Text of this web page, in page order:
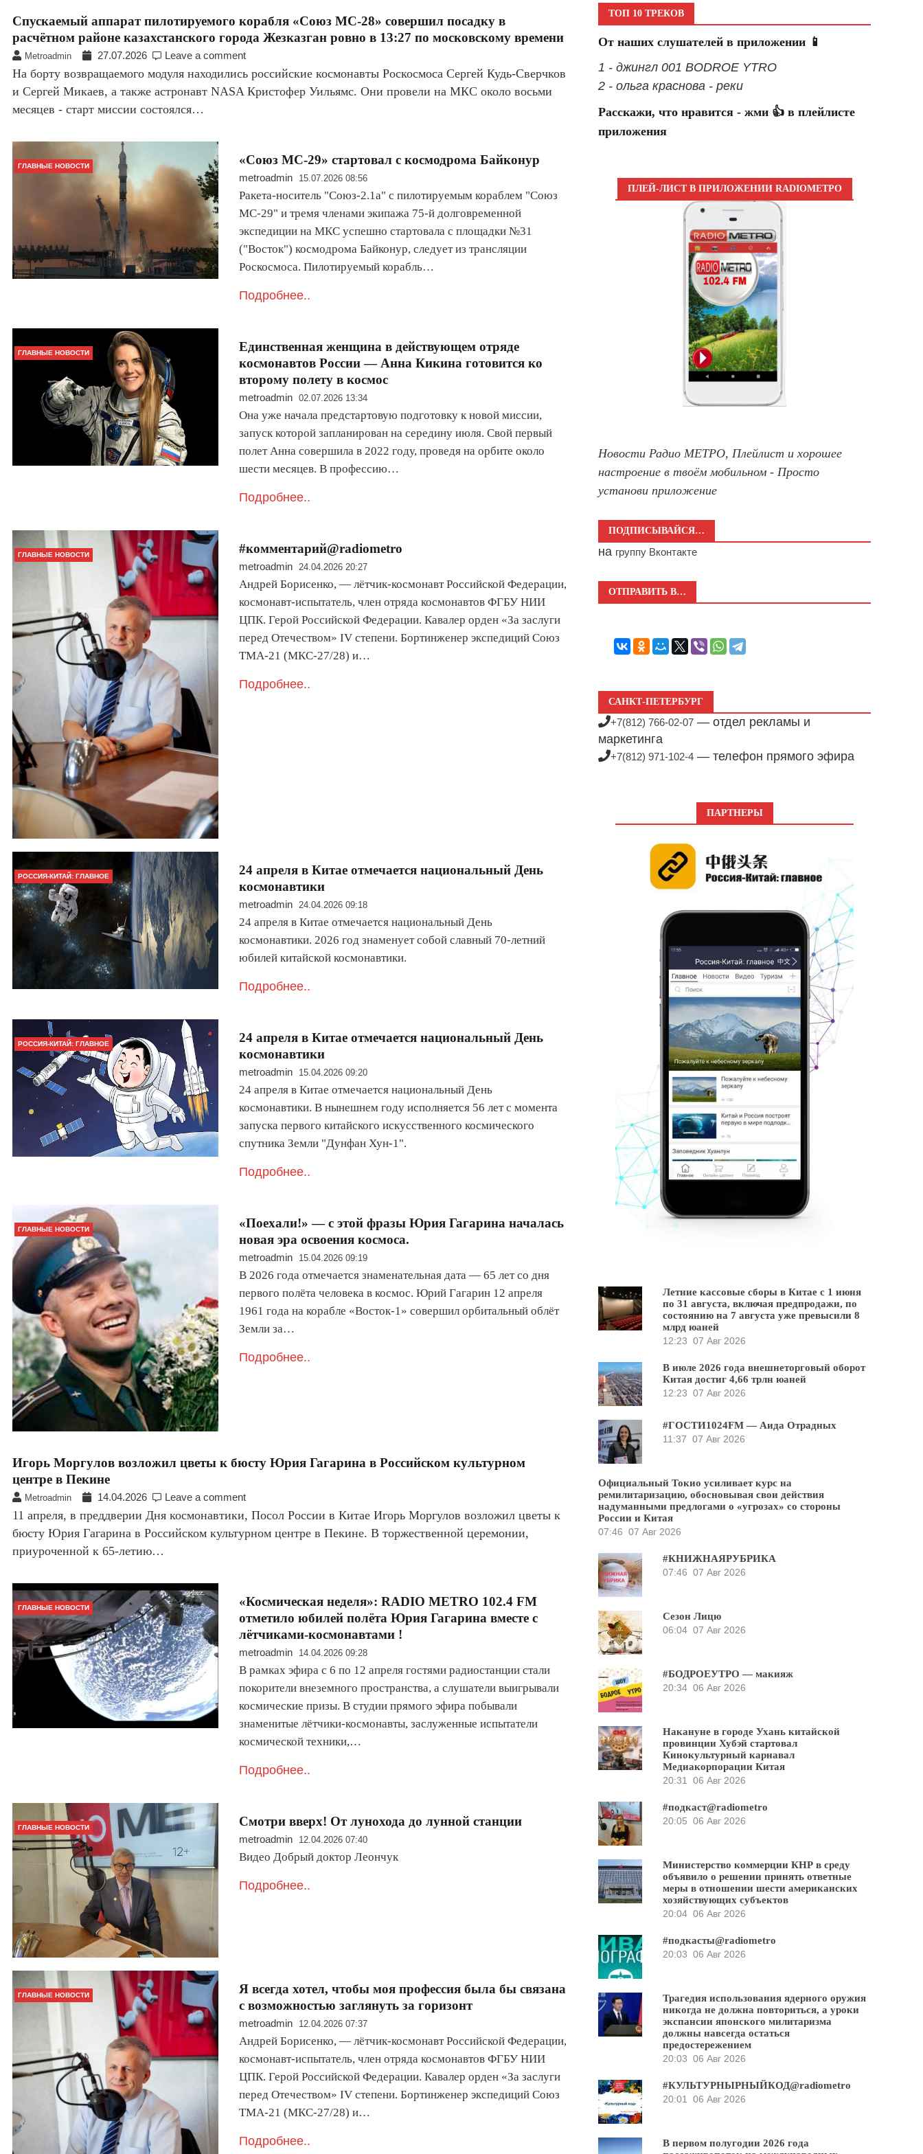
Спускаемый аппарат пилотируемого корабля «Союз МС-28» совершил посадку в
расчётном районе казахстанского города Жезказган ровно в 13:27 по московскому времени
Metroadmin 27.07.2026 Leave a comment
На борту возвращаемого модуля находились российские космонавты Роскосмоса Сергей Кудь-Сверчков
и Сергей Микаев, а также астронавт NASA Кристофер Уильямс. Они провели на МКС около восьми
месяцев - старт миссии состоялся…
ГЛАВНЫЕ НОВОСТИ «Союз МС-29» стартовал с космодрома Байконур
metroadmin 15.07.2026 08:56
Ракета-носитель "Союз-2.1а" с пилотируемым кораблем "Союз
МС-29" и тремя членами экипажа 75-й долговременной
экспедиции на МКС успешно стартовала с площадки №31
("Восток") космодрома Байконур, следует из трансляции
Роскосмоса. Пилотируемый корабль…
Подробнее..
ГЛАВНЫЕ НОВОСТИ
Единственная женщина в действующем отряде
космонавтов России — Анна Кикина готовится ко
второму полету в космос
metroadmin 02.07.2026 13:34
Она уже начала предстартовую подготовку к новой миссии,
запуск которой запланирован на середину июля. Свой первый
полет Анна совершила в 2022 году, проведя на орбите около
шести месяцев. В профессию…
Подробнее..
ГЛАВНЫЕ НОВОСТИ #комментарий@radiometro
metroadmin 24.04.2026 20:27
Андрей Борисенко, — лётчик-космонавт Российской Федерации,
космонавт-испытатель, член отряда космона втов ФГБУ НИИ
ЦПК. Герой Российской Федерации. Кавалер орден «За заслуги
перед Отечеством» IV степени. Бортинженер экспедиций Союз
ТМА-21 (МКС-27/28) и…
Подробнее..
РОССИЯ-КИТАЙ: ГЛАВНОЕ
24 апреля в Китае отмечается национальный День
космонавтики
metroadmin 24.04.2026 09:18
24 апреля в Китае отмечается национальный День
космонавтики. 2026 год знаменует собой славный 70-летний
юбилей китайской космонавтики.
Подробнее..
РОССИЯ-КИТАЙ: ГЛАВНОЕ
24 апреля в Китае отмечается национальный День
космонавтики
metroadmin 15.04.2026 09:20
24 апреля в Китае отмечается национальный День
космонавтики. В нынешнем году исполняется 56 лет с момента
запуска первого китайского искусственного космического
спутника Земли "Дунфан Хун-1".
Подробнее..
ГЛАВНЫЕ НОВОСТИ
«Поехали!» — с этой фразы Юрия Гагарина началась
новая эра освоения космоса.
metroadmin 15.04.2026 09:19
В 2026 года отмечается знаменательная дата — 65 лет со дня
первого полёта человека в космос. Юрий Гагарин 12 апреля
1961 года на корабле «Восток-1» совершил орбитальный облёт
Земли за…
Подробнее..
Игорь Моргулов возложил цветы к бюсту Юрия Гагарина в Российском культурном
центре в Пекине
Metroadmin 14.04.2026 Leave a comment
11 апреля, в преддверии Дня космонавтики, Посол России в Китае Игорь Моргулов возложил цветы к
бюсту Юрия Гагарина в Российском культурном центре в Пекине. В торжественной церемонии,
приуроченной к 65-летию…
ГЛАВНЫЕ НОВОСТИ
«Космическая неделя»: RADIO METRO 102.4 FM
отметило юбилей полёта Юрия Гагарина вместе с
лётчиками-космонавтами !
metroadmin 14.04.2026 09:28
В рамках эфира с 6 по 12 апреля гостями радиостанции стали
покорители внеземного пространства, а слушатели выигрывали
космические призы. В студии прямого эфира побывали
знаменитые лётчики-космонавты, заслуженные испытатели
космической техники,…
Подробнее..
ГЛАВНЫЕ НОВОСТИ Смотри вверх! От лунохода до лунной станции
metroadmin 12.04.2026 07:40
Видео Добрый доктор Леончук
Подробнее..
ГЛАВНЫЕ НОВОСТИ
Я всегда хотел, чтобы моя профессия была бы связана
с возможностью заглянуть за горизонт
metroadmin 12.04.2026 07:37
Андрей Борисенко, — лётчик-космонавт Российской Федерации,
космонавт-испытатель, член отряда космонавтов ФГБУ НИИ
ЦПК. Герой Российской Федерации. Кавалер орден «За заслуги
перед Отечеством» IV степени. Бортинженер экспедиций Союз
ТМА-21 (МКС-27/28) и…
Подробнее..
ТОП 10 ТРЕКОВ
От наших слушателей в приложении 📱
1 - джингл 001 BODROE YTRO
2 - ольга краснова - реки
Расскажи, что нравится - жми 👍 в плейлисте
приложения
ПЛЕЙ-ЛИСТ В ПРИЛОЖЕНИИ RADIOМЕТРО
Новости Радио МЕТРО, Плейлист и хорошее
настроение в твоём мобильном - Просто
установи приложение
ПОДПИСЫВАЙСЯ…
на группу Вконтакте
ОТПРАВИТЬ В…
САНКТ-ПЕТЕРБУРГ
+7(812) 766-02-07 — отдел рекламы и
маркетинга
+7(812) 971-102-4 — телефон прямого эфира
ПАРТНЕРЫ
Летние кассовые сборы в Китае с 1 июня
по 31 августа, включая предпродажи, по
состоянию на 7 августа уже превысили 8
млрд юаней
12:23 07 Авг 2026
В июле 2026 года внешнеторговый оборот
Китая достиг 4,66 трлн юаней
12:23 07 Авг 2026
#ГОСТИ1024FM — Аида Отрадных
11:37 07 Авг 2026
Официальный Токио усиливает курс на
ремилитаризацию, обосновывая свои действия
надуманными предлогами о «угрозах» со стороны
России и Китая
07:46 07 Авг 2026
#КНИЖНАЯРУБРИКА
07:46 07 Авг 2026
Сезон Лицю
06:04 07 Авг 2026
#БОДРОЕУТРО — макияж
20:34 06 Авг 2026
Накануне в городе Ухань китайской
провинции Хубэй стартовал
Кинокультурный карнавал
Медиакорпорации Китая
20:31
06 Авг 2026
#подкаст@radiometro
20:05 06 Авг 2026
Министерство коммерции КНР в среду
объявило о решении принять ответные
меры в отношении шести американских
хозяйствующих субъектов
20:04 06 Авг 2026
#подкасты@radiometro
20:03 06 Авг 2026
Трагедия использования ядерного оружия
никогда не должна повториться, а уроки
экспансии японского милитаризма
должны навсегда остаться
предостережением
20:03 06 Авг 2026
#КУЛЬТУРНЫРНЫЙКОД@radiometro
20:01
06 Авг 2026
В первом полугодии 2026 года